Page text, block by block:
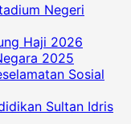
Negeri
Haji 2026
2025
Sosial
Sultan Idris